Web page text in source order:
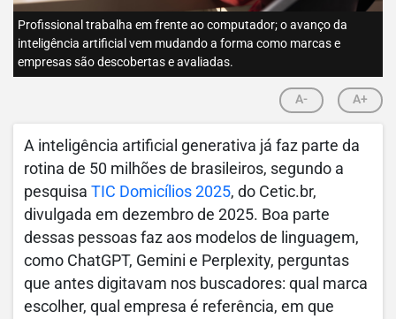
Profissional trabalha em frente ao computador; o avanço da
inteligência artificial vem mudando a forma como marcas e
empresas são descobertas e avaliadas.
A- A+
A inteligência artificial generativa já faz parte da
rotina de 50 milhões de brasileiros, segundo a
pesquisa TIC Domicílios 2025, do Cetic.br,
divulgada em dezembro de 2025. Boa parte
dessas pessoas faz aos modelos de linguagem,
como ChatGPT, Gemini e Perplexity, perguntas
que antes digitavam nos buscadores: qual marca
escolher, qual empresa é referência, em que